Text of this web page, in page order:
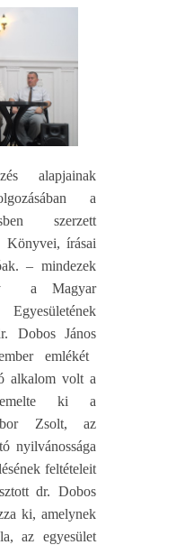
alapjainak
a
szerzett
Könyvei, írásai
– mindezek
a Magyar
Dobos János
emlékét
alkalom volt a
ki a
Zsolt, az
nyilvánossága
feltételeit
dr. Dobos
ki, amelynek
az egyesület